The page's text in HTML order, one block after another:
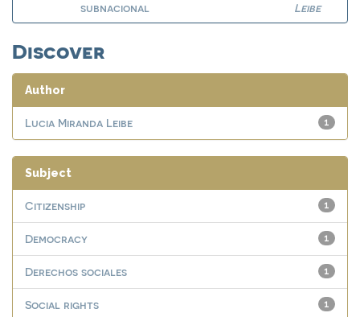
subnacional
Leibe
Discover
Author
1
Lucia Miranda Leibe
Subject
1
Citizenship
1
Democracy
1
Derechos sociales
1
Social rights